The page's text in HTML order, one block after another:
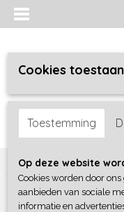
Inloggen Registreren
Home >Meisjes>Shirts /
Cookies
Toestemming
Op deze website
Cookies worden door
aanbieden van sociale
informatie en